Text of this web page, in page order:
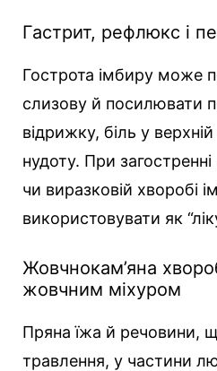
Гастрит, рефлюкс і
Гострота імбиру може
слизову й посилювати
відрижку, біль у
нудоту. При
чи виразковій хворобі
використовувати як
Жовчнокам’яна
жовчним міхуром
Пряна їжа й речовини,
травлення, у частини